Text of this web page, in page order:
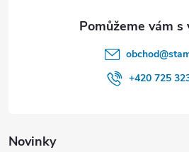
Novinky
obchod@
+420 725